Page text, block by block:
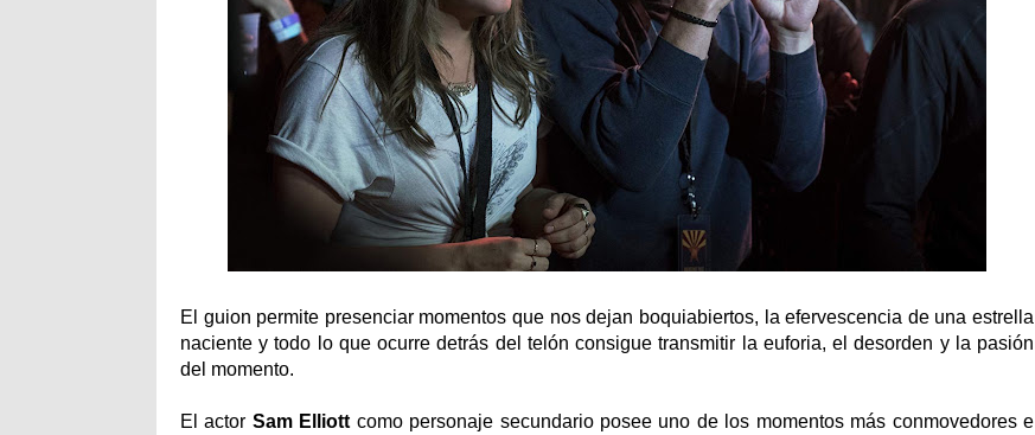
El guion permite presenciar momentos que nos dejan boquiabiertos, la efervescencia de una estrella
naciente y todo lo que ocurre detrás del telón consigue transmitir la euforia, el desorden y la pasión
del momento.
El actor Sam Elliott como personaje secundario posee uno de los momentos más conmovedores e